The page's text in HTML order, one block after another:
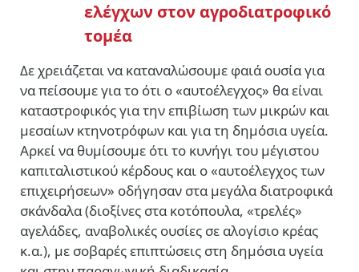
ελέγχων στον αγροδιατροφικό
τομέα
Δε χρειάζεται να καταναλώσουμε φαιά ουσία για
να πείσουμε για το ότι ο «αυτοέλεγχος» θα είναι
καταστροφικός για την επιβίωση των μικρών και
μεσαίων κτηνοτρόφων και για τη δημόσια υγεία.
Αρκεί να θυμίσουμε ότι το κυνήγι του μέγιστου
καπιταλιστικού κέρδους και ο «αυτοέλεγχος των
επιχειρήσεων» οδήγησαν στα μεγάλα διατροφικά
σκάνδαλα (διοξίνες στα κοτόπουλα, «τρελές»
αγελάδες, αναβολικές ουσίες σε αλογίσιο κρέας
κ.α.), με σοβαρές επιπτώσεις στη δημόσια υγεία